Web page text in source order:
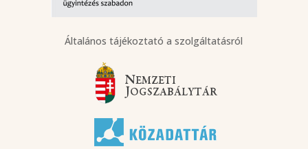
Általános tájékoztató a szolgáltatásról